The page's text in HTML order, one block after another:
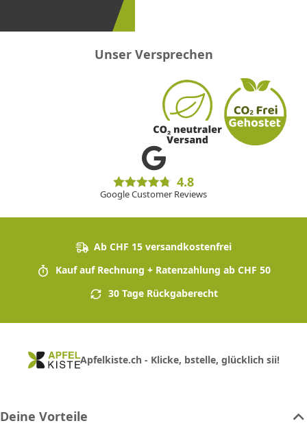
Unser Versprechen
4.8
Google Customer Reviews
Ab CHF 15 versandkostenfrei
Kauf auf Rechnung + Ratenzahlung ab CHF 50
30 Tage Rückgaberecht
Apfelkiste.ch - Klicke, bstelle, glücklich sii!
Deine Vorteile